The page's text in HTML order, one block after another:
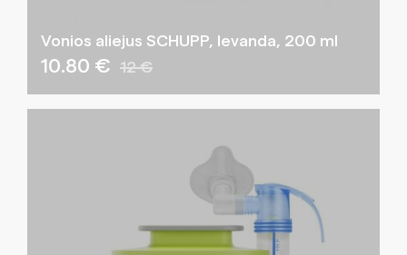
Vonios aliejus SCHUPP, levanda, 200 ml
10.80 € 12 €